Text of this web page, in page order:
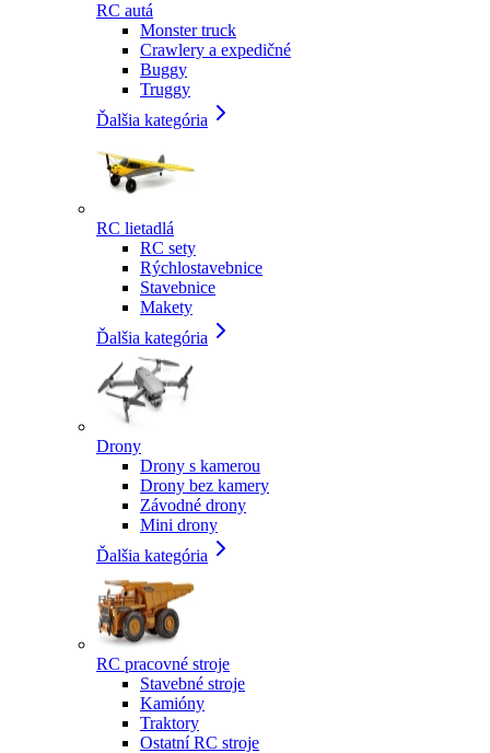
RC autá
Monster truck
Crawlery a expedičné
Buggy
Truggy
Ďalšia kategória
RC lietadlá
RC sety
Rýchlostavebnice
Stavebnice
Makety
Ďalšia kategória
Drony
Drony s kamerou
Drony bez kamery
Závodné drony
Mini drony
Ďalšia kategória
RC pracovné stroje
Stavebné stroje
Kamióny
Traktory
Ostatní RC stroje